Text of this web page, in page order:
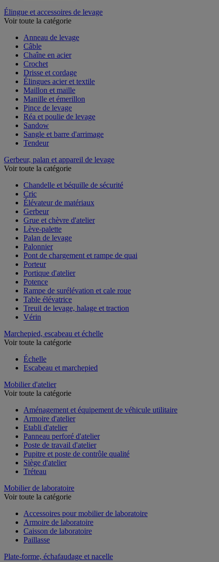
Élingue et accessoires de levage
Voir toute la catégorie
Anneau de levage
Câble
Chaîne en acier
Crochet
Drisse et cordage
Élingues acier et textile
Maillon et maille
Manille et émerillon
Pince de levage
Réa et poulie de levage
Sandow
Sangle et barre d'arrimage
Tendeur
Gerbeur, palan et appareil de levage
Voir toute la catégorie
Chandelle et béquille de sécurité
Cric
Élévateur de matériaux
Gerbeur
Grue et chèvre d'atelier
Lève-palette
Palan de levage
Palonnier
Pont de chargement et rampe de quai
Porteur
Portique d'atelier
Potence
Rampe de surélévation et cale roue
Table élévatrice
Treuil de levage, halage et traction
Vérin
Marchepied, escabeau et échelle
Voir toute la catégorie
Échelle
Escabeau et marchepied
Mobilier d'atelier
Voir toute la catégorie
Aménagement et équipement de véhicule utilitaire
Armoire d'atelier
Etabli d'atelier
Panneau perforé d'atelier
Poste de travail d'atelier
Pupitre et poste de contrôle qualité
Siège d'atelier
Tréteau
Mobilier de laboratoire
Voir toute la catégorie
Accessoires pour mobilier de laboratoire
Armoire de laboratoire
Caisson de laboratoire
Paillasse
Plate-forme, échafaudage et nacelle